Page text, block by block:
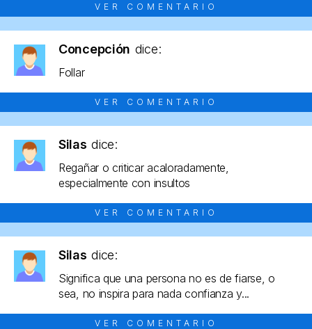
VER COMENTARIO
Concepción dice:
Follar
VER COMENTARIO
Silas dice:
Regañar o criticar acaloradamente,
especialmente con insultos
VER COMENTARIO
Silas dice:
Significa que una persona no es de fiarse, o
sea, no inspira para nada confianza y...
VER COMENTARIO